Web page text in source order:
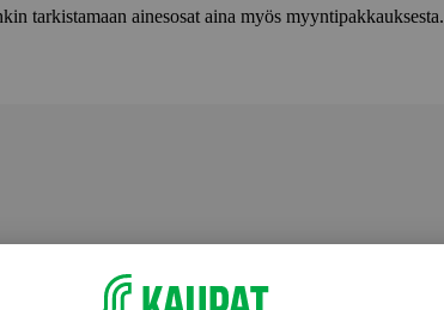
tarkistamaan ainesosat aina myös myyntipakkauksesta.